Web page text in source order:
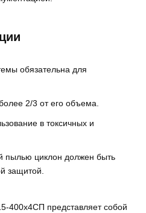
обязательна для
2/3 от его объема.
в токсичных и
пылью циклон должен быть
защитой.
400х4СП представляет собой